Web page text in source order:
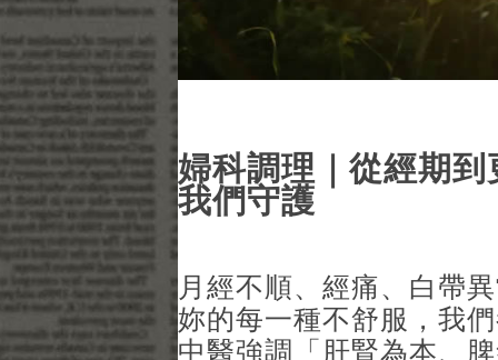
婦科調理｜從經期
我們守護
月經不順、經痛、白帶
妳的每一種不舒服，我
中醫強調「肝腎為本、